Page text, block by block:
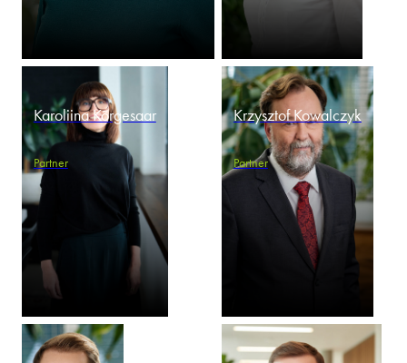
Karoliina Kõrgesaar
Partner
Krzysztof Kowalczyk
Partner